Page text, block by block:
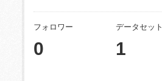
フォロワー
0
データセット
1